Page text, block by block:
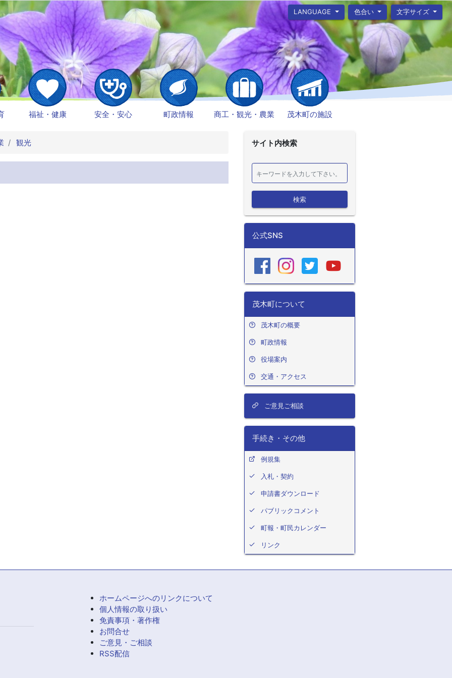
LANGUAGE 色合い 文字サイズ
福祉・健康 安全・安心 町政情報 商工・観光・農業 茂木町の施設
観光 サイト内検索
検索
公式SNS
茂木町について
茂木町の概要
町政情報
役場案内
交通・アクセス
ご意見ご相談
手続き・その他
例規集
入札・契約
申請書ダウンロード
パブリックコメント
町報・町民カレンダー
リンク
ホームページへのリンクについて
個人情報の取り扱い
免責事項・著作権
お問合せ
ご意見・ご相談
RSS配信